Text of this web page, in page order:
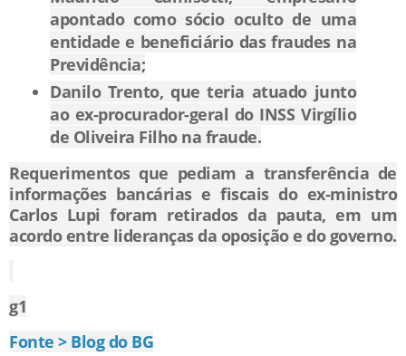
apontado como sócio oculto de uma
entidade e beneficiário das fraudes na
Previdência;
Danilo Trento, que teria atuado junto
ao ex-procurador-geral do INSS Virgílio
de Oliveira Filho na fraude.
Requerimentos que pediam a transferência de
informações bancárias e fiscais do ex-ministro
Carlos Lupi foram retirados da pauta, em um
acordo entre lideranças da oposição e do governo.
g1
Fonte > Blog do BG